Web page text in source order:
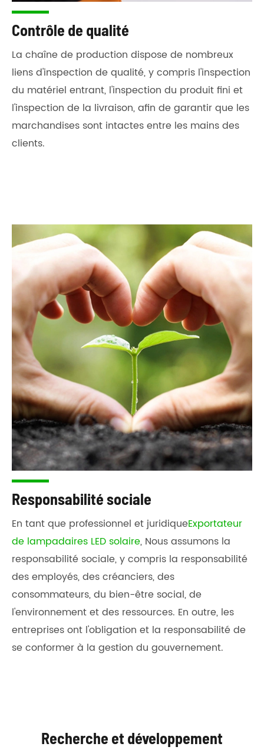
Contrôle de qualité
La chaîne de production dispose de nombreux
liens d'inspection de qualité, y compris l'inspection
du matériel entrant, l'inspection du produit fini et
l'inspection de la livraison, afin de garantir que les
marchandises sont intactes entre les mains des
clients.
Responsabilité sociale
En tant que professionnel et juridiqueExportateur
de lampadaires LED solaire, Nous assumons la
responsabilité sociale, y compris la responsabilité
des employés, des créanciers, des
consommateurs, du bien-être social, de
l'environnement et des ressources. En outre, les
entreprises ont l'obligation et la responsabilité de
se conformer à la gestion du gouvernement.
Recherche et développement